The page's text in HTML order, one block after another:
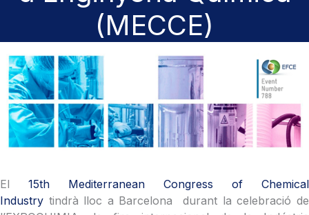
(MECCE)
El 15th Mediterranean Congress of Chemical
Industry tindrà lloc a Barcelona durant la celebració de